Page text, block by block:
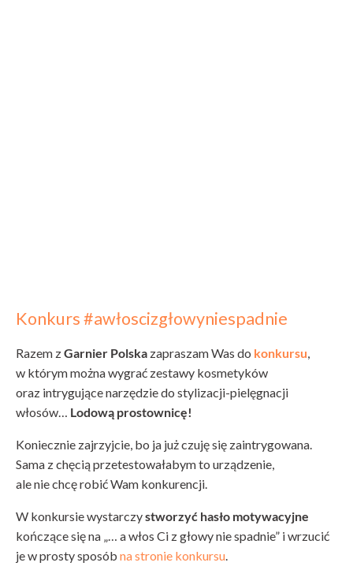
Konkurs #awłoscizgłowyniespadnie
Razem zGarnier Polska zapraszam Was do konkursu
w którym można wygrać zestawy kosmetyków
oraz intrygujące narzędzie do stylizacji-pielęgnacji
włosów… Lodową prostownicę!
Koniecznie zajrzyjcie, bo ja już czuję się zaintrygowana.
Sama z chęcią przetestowałabym to urządzenie,
ale nie chcę robić Wam konkurencji.
W konkursie wystarczystworzyć hasło motywacyjne
kończące się na „… a włos Ci z głowy nie spadnie” i wrzucić
je w prosty sposób na stronie konkursu